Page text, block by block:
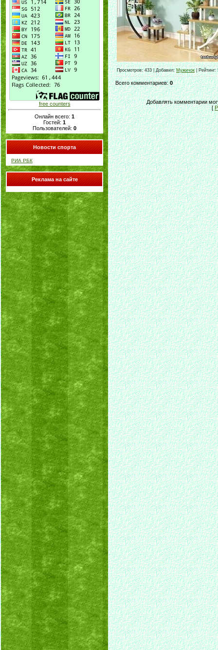
free counters
Онлайн всего: 1
Гостей: 1
Пользователей: 0
Новости спорта
РИА РБК
Реклама на сайте
Просмотров: 433 |Добавил:Мужичок|Рейтинг:
Всего комментариев:0
Добавлять комментарии
[